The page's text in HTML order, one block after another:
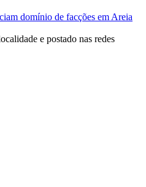
domínio de facções em Areia
e postado nas redes